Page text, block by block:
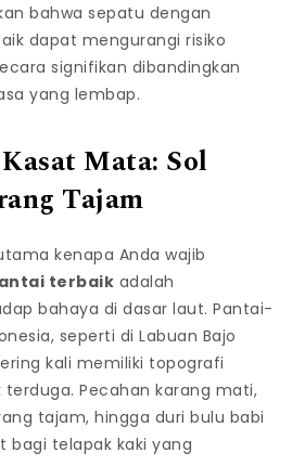
bahwa sepatu dengan
dapat mengurangi risiko
signifikan dibandingkan
yang lembap.
Mata: Sol
Tajam
kenapa Anda wajib
terbaik adalah
bahaya di dasar laut. Pantai-
seperti di Labuan Bajo
kali memiliki topografi
Pecahan karang mati,
tajam, hingga duri bulu babi
bagi telapak kaki yang